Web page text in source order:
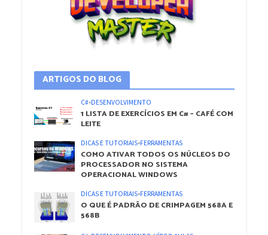
ARTIGOS DO BLOG
C#•DESENVOLVIMENTO
1 LISTA DE EXERCÍCIOS EM C# – CAFÉ COM
LEITE
DICAS E TUTORIAIS•FERRAMENTAS
COMO ATIVAR TODOS OS NÚCLEOS DO
PROCESSADOR NO SISTEMA
OPERACIONAL WINDOWS
DICAS E TUTORIAIS•FERRAMENTAS
O QUE É PADRÃO DE CRIMPAGEM 568A E
568B